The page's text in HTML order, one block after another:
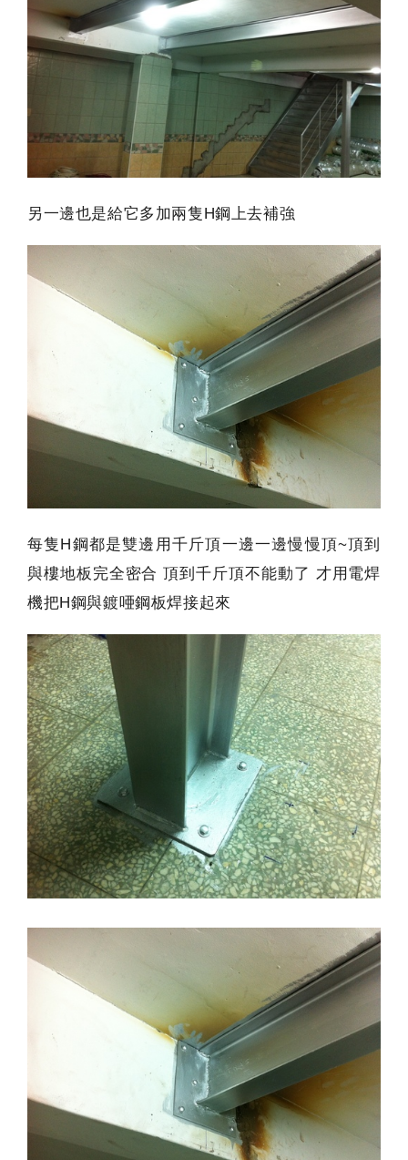
另一邊也是給它多加兩隻H鋼上去補強
每隻H鋼都是雙邊用千斤頂一邊一邊慢慢頂~頂到
與樓地板完全密合 頂到千斤頂不能動了 才用電焊
機把H鋼與鍍唖鋼板焊接起來